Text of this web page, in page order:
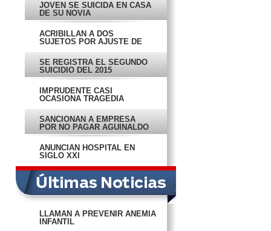
JOVEN SE SUICIDA EN CASA
DE SU NOVIA
ACRIBILLAN A DOS
SUJETOS POR AJUSTE DE
SE REGISTRA EL SEGUNDO
SUICIDIO DEL 2015
IMPRUDENTE CASI
OCASIONA TRAGEDIA
SANCIONAN A EMPRESA
POR NO PAGAR AGUINALDO
ANUNCIAN HOSPITAL EN
SIGLO XXI
LLAMAN A PREVENIR ANEMIA
INFANTIL